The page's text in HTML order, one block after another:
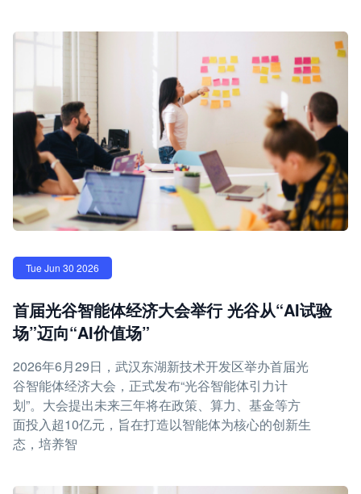
Tue Jun 30 2026
首届光谷智能体经济大会举行 光谷从“AI试验
场”迈向“AI价值场”
2026年6月29日，武汉东湖新技术开发区举办首届光
谷智能体经济大会，正式发布“光谷智能体引力计
划”。大会提出未来三年将在政策、算力、基金等方
面投入超10亿元，旨在打造以智能体为核心的创新生
态，培养智